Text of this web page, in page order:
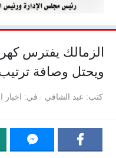
الزمالك يفترس
ويحتل وصافة
كتب عبد الشافي في اخبار